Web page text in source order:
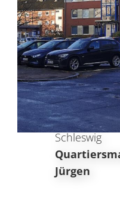
Schleswig
Jürgen